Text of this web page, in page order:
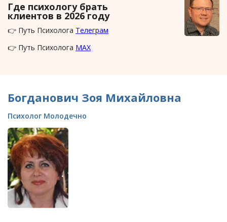
Где психологу брать
клиентов в 2026 году
👉 Путь Психолога Телеграм
👉 Путь Психолога MAX
Богданович Зоя Михайловна
Психолог Молодечно